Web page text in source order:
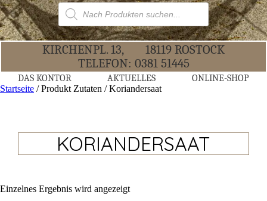
Products
search
KIR­CHEN­PL. 13,
18119 ROS­TOCK
TELE­FON: 0381 51445
DAS KON­TOR AKTU­EL­LES ONLINE-SHOP
Startseite / Produkt Zutaten / Koriandersaat
KORIANDERSAAT
Einzelnes Ergebnis wird angezeigt